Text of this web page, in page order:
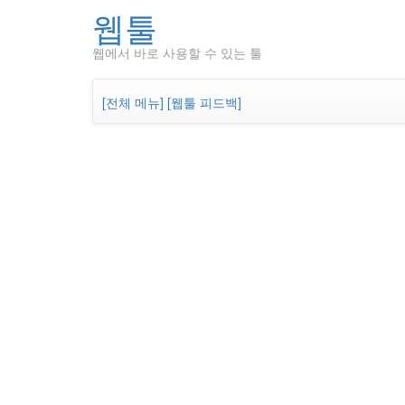
웹툴
웹에서 바로 사용할 수 있는 툴
[전체 메뉴] [웹툴 피드백]